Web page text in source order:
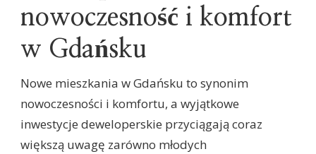
nowoczesność i komfort
w Gdańsku
Nowe mieszkania w Gdańsku to synonim
nowoczesności i komfortu, a wyjątkowe
inwestycje deweloperskie przyciągają coraz
większą uwagę zarówno młodych